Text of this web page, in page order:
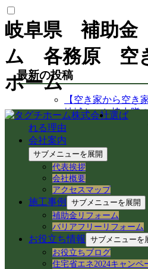
岐阜県 補助金
ム 各務原 空
ホーム
選ば
れる理由
会社案内
サブメニューを展開
代表挨拶
会社概要
アクセスマップ
施工事例
サブメニューを展開
補助金リフォーム
バリアフリーリフォーム
お役立ち情報
サブメニューを
お役立ちブログ
住宅省エネ2024キャンペ
最新の投稿
【空き家から空き
地域おこし協力隊
援！
岐阜県各務原市で
と境界杭設置（境
岐阜県各務原市｜
去前の室内確認と
岐阜市のアパート
換！アダプター適
岐阜県各務原市の
者募集とDIY補修の
【岐阜県各務原市
ックス掛けを実施
手順とコツ